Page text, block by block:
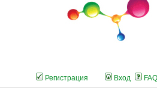
Регистрация Вход FAQ